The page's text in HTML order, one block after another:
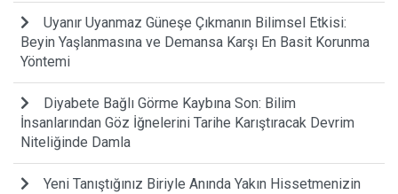
Uyanır Uyanmaz Güneşe Çıkmanın Bilimsel Etkisi:
Beyin Yaşlanmasına ve Demansa Karşı En Basit Korunma
Yöntemi
Diyabete Bağlı Görme Kaybına Son: Bilim
İnsanlarından Göz İğnelerini Tarihe Karıştıracak Devrim
Niteliğinde Damla
Yeni Tanıştığınız Biriyle Anında Yakın Hissetmenizin